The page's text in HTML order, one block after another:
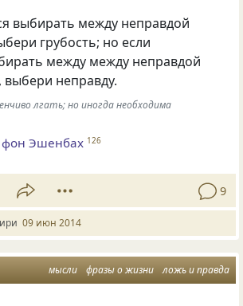
выбирать между неправдой
грубость; но если
между между неправдой
неправду.
лгать; но иногда необходима
Эшенбах 126
9
09 июн 2014
мысли фразы о жизни ложь и правда